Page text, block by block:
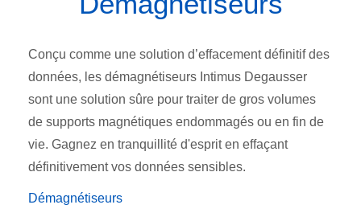
Conçu comme une solution d’effacement définitif des
données, les démagnétiseurs Intimus Degausser
sont une solution sûre pour traiter de gros volumes
de supports magnétiques endommagés ou en fin de
vie. Gagnez en tranquillité d'esprit en effaçant
définitivement vos données sensibles.
Démagnétiseurs